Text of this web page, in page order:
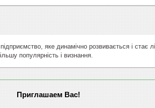
яке динамічно розвивається і стає
популярність і визнання.
Приглашаем Вас!